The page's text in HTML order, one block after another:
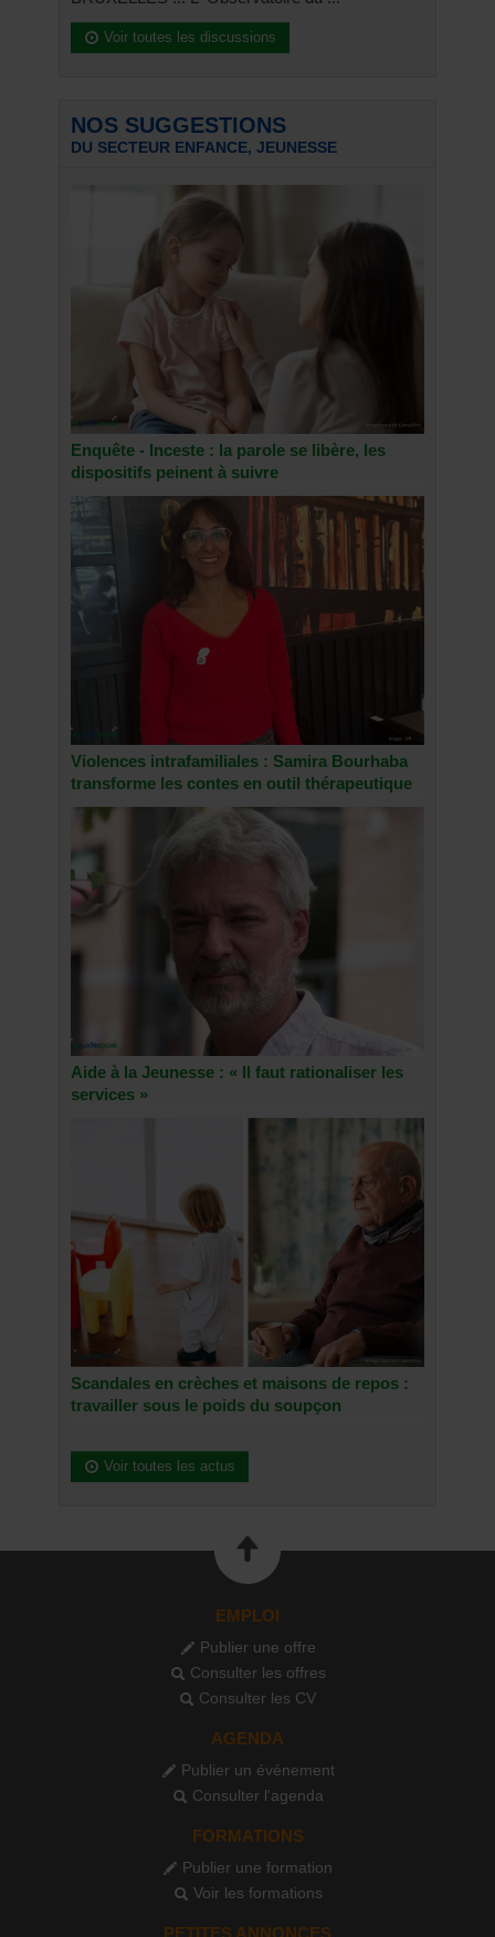
Voir toutes les discussions
NOS SUGGESTIONS
DU SECTEUR ENFANCE, JEUNESSE
Enquête - Inceste : la parole se libère, les
dispositifs peinent à suivre
Violences intrafamiliales : Samira Bourhaba
transforme les contes en outil thérapeutique
Aide à la Jeunesse : « Il faut rationaliser les
services »
Scandales en crèches et maisons de repos :
travailler sous le poids du soupçon
Voir toutes les actus
EMPLOI
Publier une offre
Consulter les offres
Consulter les CV
AGENDA
Publier un événement
Consulter l'agenda
FORMATIONS
Publier une formation
Voir les formations
PETITES ANNONCES